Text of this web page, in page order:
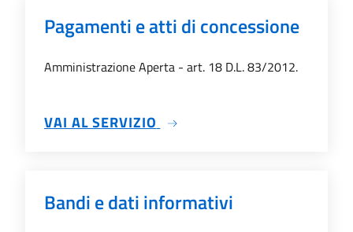
Pagamenti e atti di concessione
Amministrazione Aperta - art. 18 D.L. 83/2012.
VAI AL SERVIZIO SU PAGAMENTI E ATTI DI
Bandi e dati informativi